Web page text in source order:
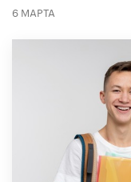
6 МАРТА